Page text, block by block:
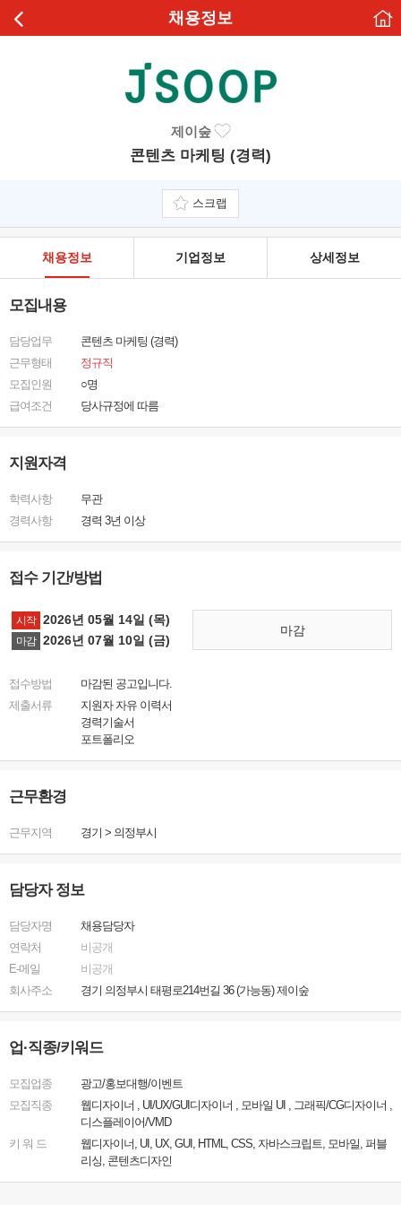
채용정보
제이숲
콘텐츠 마케팅 (경력)
스크랩
채용정보 기업정보 상세정보
모집내용
담당업무
콘텐츠 마케팅 (경력)
근무형태
정규직
모집인원
○명
급여조건
당사규정에 따름
지원자격
학력사항
무관
경력사항
경력 3년 이상
접수 기간/방법
시작 2026년 05월 14일 (목)
마감 2026년 07월 10일 (금)
마감
접수방법
마감된 공고입니다.
제출서류
지원자 자유 이력서
경력기술서
포트폴리오
근무환경
근무지역 경기 > 의정부시
담당자 정보
담당자명
채용담당자
연락처
비공개
E-메일
비공개
회사주소
경기 의정부시 태평로214번길 36 (가능동) 제이숲
업·직종/키워드
모집업종
광고/홍보대행/이벤트
모집직종
웹디자이너 , UI/UX/GUI디자이너 , 모바일 UI , 그래픽/CG디자이너 ,
디스플레이어/VMD
키 워 드
웹디자이너, UI, UX, GUI, HTML, CSS, 자바스크립트, 모바일, 퍼블
리싱, 콘텐츠디자인